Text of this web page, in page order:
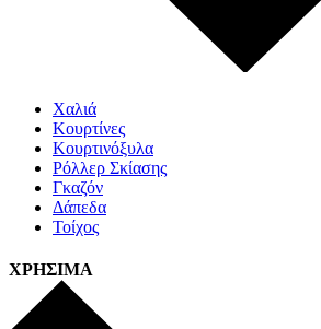
Χαλιά
Κουρτίνες
Κουρτινόξυλα
Ρόλλερ Σκίασης
Γκαζόν
Δάπεδα
Τοίχος
ΧΡΗΣΙΜΑ